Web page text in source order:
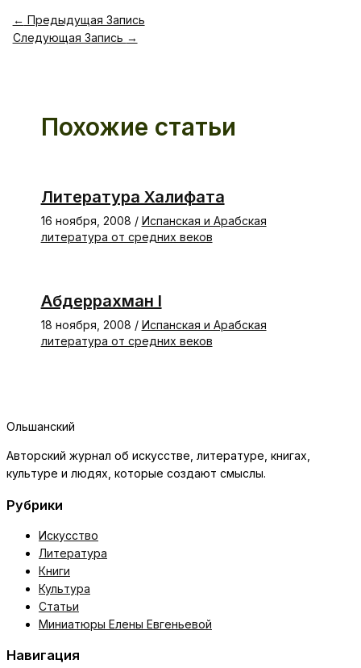
← Предыдущая Запись
Следующая Запись →
Похожие статьи
Литература Халифата
16 ноября, 2008 / Испанская и Арабская
литература от средних веков
Абдеррахман I
18 ноября, 2008 / Испанская и Арабская
литература от средних веков
Ольшанский
Авторский журнал об искусстве, литературе, книгах,
культуре и людях, которые создают смыслы.
Рубрики
Искусство
Литература
Книги
Культура
Статьи
Миниатюры Елены Евгеньевой
Навигация